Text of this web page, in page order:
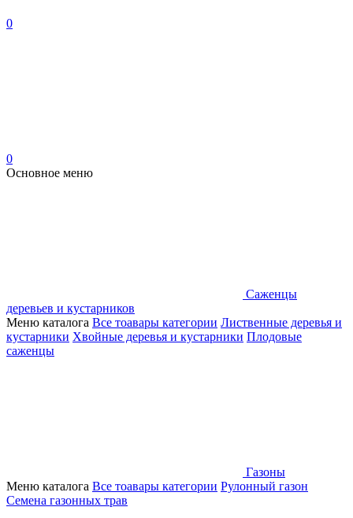
0
0
Основное меню
Саженцы
деревьев и кустарников
Меню каталога Все тоавары категории Лиственные деревья и
кустарники Хвойные деревья и кустарники Плодовые
саженцы
Газоны
Меню каталога Все тоавары категории Рулонный газон
Семена газонных трав